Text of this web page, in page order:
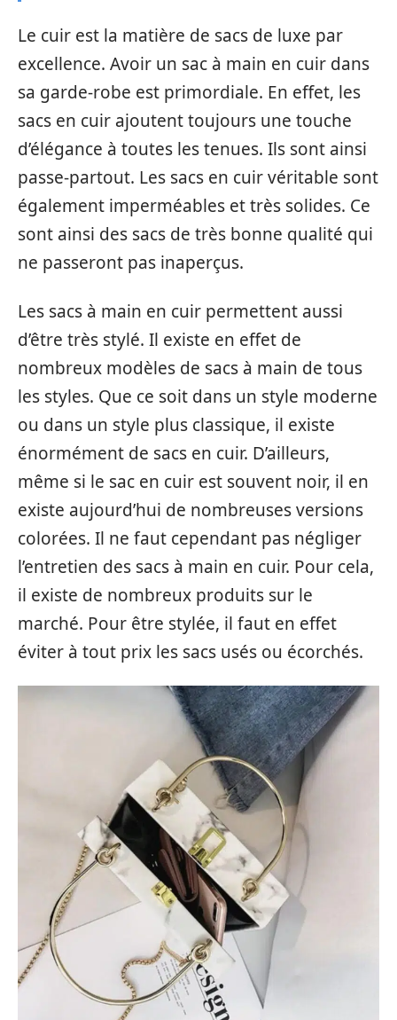
Le cuir est la matière de sacs de luxe par
excellence. Avoir un sac à main en cuir dans
sa garde-robe est primordiale. En effet, les
sacs en cuir ajoutent toujours une touche
d’élégance à toutes les tenues. Ils sont ainsi
passe-partout. Les sacs en cuir véritable sont
également imperméables et très solides. Ce
sont ainsi des sacs de très bonne qualité qui
ne passeront pas inaperçus.
Les sacs à main en cuir permettent aussi
d’être très stylé. Il existe en effet de
nombreux modèles de sacs à main de tous
les styles. Que ce soit dans un style moderne
ou dans un style plus classique, il existe
énormément de sacs en cuir. D’ailleurs,
même si le sac en cuir est souvent noir, il en
existe aujourd’hui de nombreuses versions
colorées. Il ne faut cependant pas négliger
l’entretien des sacs à main en cuir. Pour cela,
il existe de nombreux produits sur le
marché. Pour être stylée, il faut en effet
éviter à tout prix les sacs usés ou écorchés.